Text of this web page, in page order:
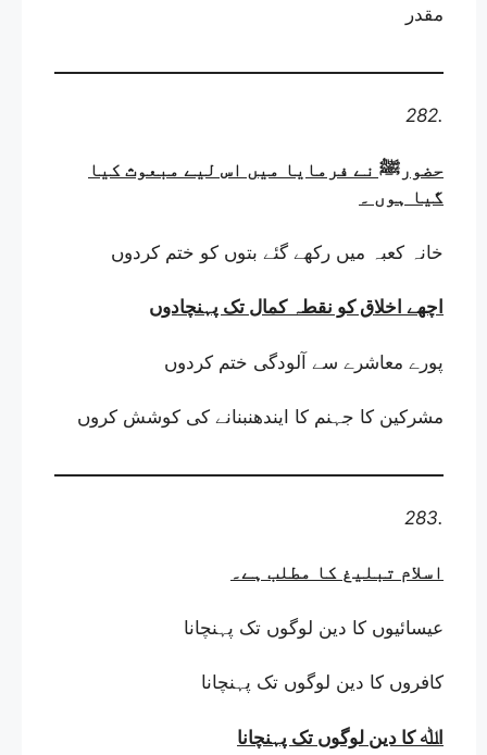
مقدر
282.
حضورﷺ نے فرمایا میں اس لیے مبعوث کیا
گیا ہوں ۔
خانہ کعبہ میں رکھے گئے بتوں کو ختم کردوں
اچھے اخلاق کو نقطہ کمال تک پہنچادوں
پورے معاشرے سے آلودگی ختم کردوں
مشرکین کا جہنم کا ایندھنبنانے کی کوشش کروں
283.
اسلام تبلیغ کا مطلب ہے۔
عیسائیوں کا دین لوگوں تک پہنچانا
کافروں کا دین لوگوں تک پہنچانا
اﷲ کا دین لوگوں تک پہنچانا